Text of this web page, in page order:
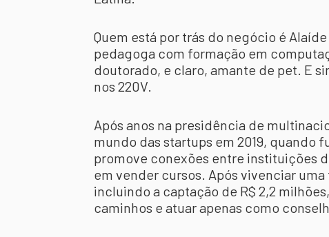
Quem está por trás do negócio é
pedagoga com formação em
doutorado, e claro, amante de pet. E
nos 220V.
Após anos na presidência de
mundo das startups em 2019, quando
promove conexões entre instituições
em vender cursos. Após vivenciar
incluindo a captação de R$ 2,2
caminhos e atuar apenas como